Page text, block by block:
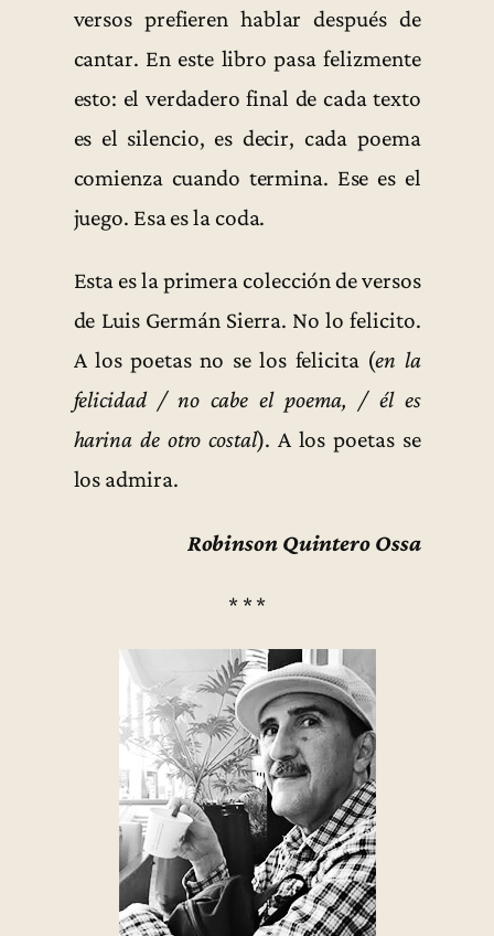
versos prefieren hablar después de
cantar. En este libro pasa felizmente
esto: el verdadero final de cada texto
es el silencio, es decir, cada poema
comienza cuando termina. Ese es el
juego. Esa es la coda.
Esta es la primera colección de versos
de Luis Germán Sierra. No lo felicito.
A los poetas no se los felicita (en la
felicidad / no cabe el poema, / él es
harina de otro costal). A los poetas se
los admira.
Robinson Quintero Ossa
* * *